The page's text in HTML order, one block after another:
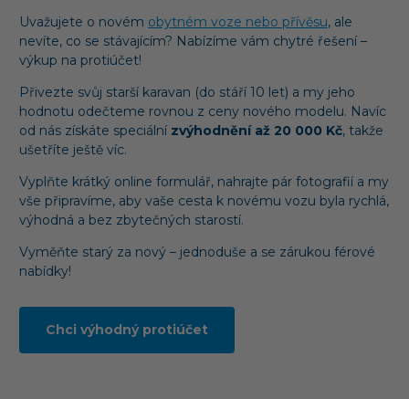
Uvažujete o novém obytném voze nebo přívěsu, ale
nevíte, co se stávajícím? Nabízíme vám chytré řešení –
výkup na protiúčet!
Přivezte svůj starší karavan (do stáří 10 let) a my jeho
hodnotu odečteme rovnou z ceny nového modelu. Navíc
od nás získáte speciální zvýhodnění až 20 000 Kč, takže
ušetříte ještě víc.
Vyplňte krátký online formulář, nahrajte pár fotografií a my
vše připravíme, aby vaše cesta k novému vozu byla rychlá,
výhodná a bez zbytečných starostí.
Vyměňte starý za nový – jednoduše a se zárukou férové
nabídky!
Chci výhodný protiúčet